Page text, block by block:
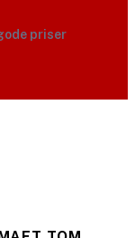
priser